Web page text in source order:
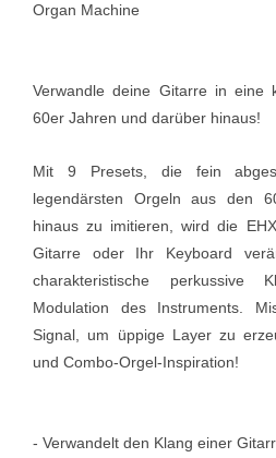
Organ Machine
Verwandle deine Gitarre in eine
60er Jahren und darüber hinaus!
Mit 9 Presets, die fein
legendärsten Orgeln aus den
hinaus zu imitieren, wird die
Gitarre oder Ihr Keyboard
charakteristische
Modulation des Instruments.
Signal, um üppige Layer zu
und Combo-Orgel-Inspiration!
- Verwandelt den Klang einer